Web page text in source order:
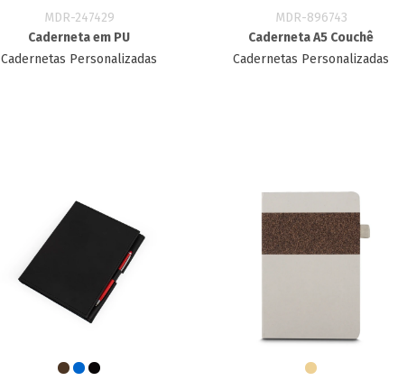
MDR-247429
Caderneta em PU
Cadernetas Personalizadas
MDR-896743
Caderneta A5 Couchê
Cadernetas Personalizadas